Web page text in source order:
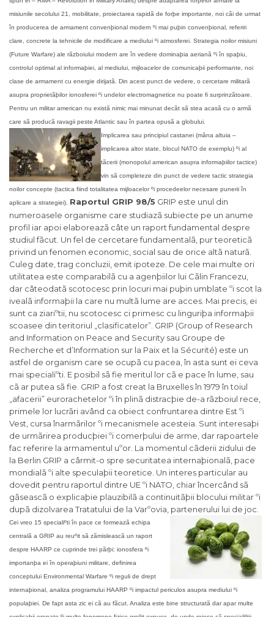
misiunile secolului 21, mobilitate, proiectarea rapidã de forþe importante, noi cãi de urmat
în producerea de armament convenþional modern ºi mai puþin convenþional, referiri
clare, concrete la tehnicile de modificare a mediului ºi atmosferei. Strategia noilor misiuni
(Future Warfare) ale rãzboiului modern are în vedere dominaþia aerianã ºi în spaþiu,
controlul optimal al informaþiei, al mediului, mijloacelor de comunicaþii performante, noi
clase de armament cu energie dirijatã. Din acest punct de vedere, o cercetare militarã
asupra proprietãþilor ionosferei ºi undelor electromagnetice nu poate fi surprinzãtoare.
Pentru un militar american nu existã nimic mai minunat decât sã stea acasã cu o armã
care sã producã ravagii peste Atlantic sau în partea opusã a globului.
Implicarea sau principiul castanei (mâna altuia –
implicarea altor state, blocul NATO de exemplu) ºi al
tãcerii (monopolul american asupra informaþiilor tactice)
vin sã completeze din punct de vedere tactic strategia
noilor concepte (tactica fiind totalitatea mijloacelor ºi procedeelor necesare punerii în
aplicare a strategiei).
Raportul GRIP 98/5 GRIP este unul din
numeroasele organisme care studiazã subiecte pe un anume
profil iar apoi elaboreazã câte un raport fundamental despre
studiul fãcut. Un fel de cercetare fundamentalã, pur teoreticã
privind un fenomen economic, social sau de orice altã naturã.
Culeg date, trag concluzii, emit ipoteze. De cele mai multe ori
utilitatea este comparabilã cu a agenþiilor lui Cãlin Francezu,
dar câteodatã scotocesc prin locuri mai puþin umblate ºi scot la
ivealã informaþii la care nu multã lume are acces. Mai precis, ei
sunt ca ziariºtii, nu scotocesc ci primesc cu linguriþa informaþii
scoasee din teritoriul „clasificatelor”. GRIP (Group of Research
and Information on Peace and Security sau Groupe de
Recherche et d’Information sur la Paix et la Sécurité) este un
astfel de organism care se ocupã cu pacea, în asta sunt ei ceva
mai specialiºti. E posibil sã fie meritul lor cã e pace în lume, sau
cã ar putea sã fie. GRIP a fost creat la Bruxelles în 1979 în toiul
„afacerii” eurorachetelor ºi în plinã distracþie de-a rãzboiul rece,
primele lor lucrãri având ca obiect confruntarea dintre Est ºi
Vest, cursa înarmãrilor ºi mecanismele acesteia. Sunt interesaþi
de urmãrirea producþiei ºi comerþului de arme, dar rapoartele
fac referire la armamentul uºor. La momentul cãderii zidului de
la Berlin GRIP a cârmit-o spre securitatea internaþionalã, pace
mondialã ºi alte speculaþii teoretice. Un interes particular au
dovedit pentru raportul dintre UE ºi NATO, chiar încercând sã
gãseascã o explicaþie plauzibilã a continuitãþii blocului militar ºi
dupã dizolvarea Tratatului de la Varºovia, partenerului lui de joc.
Cei vreo 15 specialiºti în pace ce formeazã echipa
centralã a GRIP au reuºit sã zãmisleascã un raport
despre HAARP ce cuprinde trei pãrþi: ionosfera ºi
importanþa ei în operaþiuni militare, definirea
conceptului Environmental Warfare ºi reguli de drept
internaþional, analiza programului HAARP ºi impactul periculos asupra mediului ºi
populaþiei. De fapt asta zic ei cã au fãcut. Analiza este bine structuratã dar apar multe